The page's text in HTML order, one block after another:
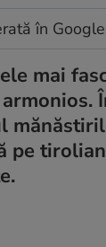
în Google
mai